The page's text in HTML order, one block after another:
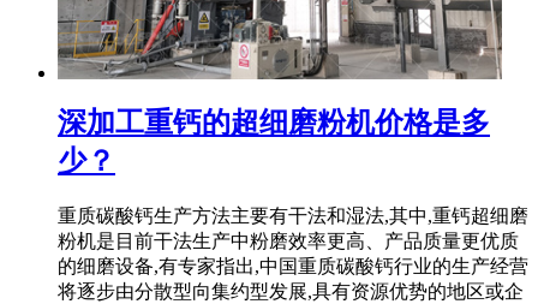
深加工重钙的超细磨粉机价格是多
少？
重质碳酸钙生产方法主要有干法和湿法,其中,重钙超细磨
粉机是目前干法生产中粉磨效率更高、产品质量更优质
的细磨设备,有专家指出,中国重质碳酸钙行业的生产经营
将逐步由分散型向集约型发展,具有资源优势的地区或企